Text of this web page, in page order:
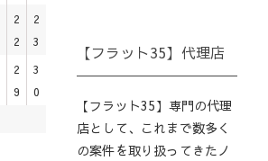
2
2
2
3
2
9
3
0
【フラット35】代理店
【フラット35】専門の代理
店として、これまで数多く
の案件を取り扱ってきたノ